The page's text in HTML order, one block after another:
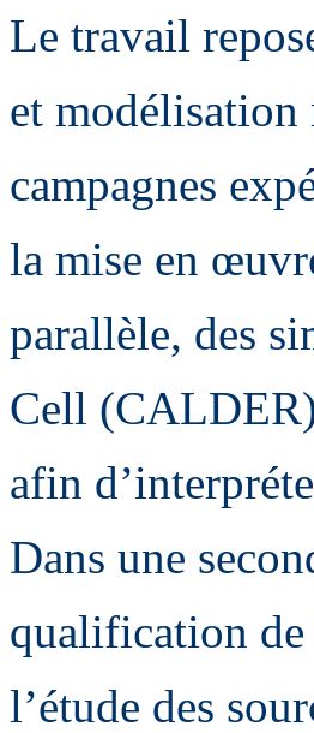
Le travail
et modélisation
campagnes
la mise en
parallèle, des
Cell
afin
Dans une
qualification
l’étude des